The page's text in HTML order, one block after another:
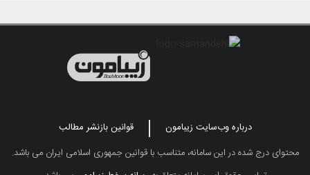
درباره وب‌سایت زیبامون
قوانین بازنشر مطالب
محتوای درج شده در این سامانه، متناسب با قوانین جمهوری اسلامی ایران می باشد.